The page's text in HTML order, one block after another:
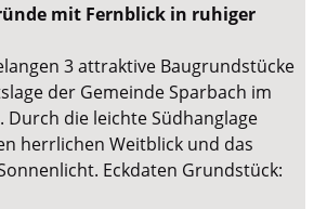
mit Fernblick in ruhiger
3 attraktive Baugrundstücke
der Gemeinde Sparbach im
Durch die leichte Südhanglage
herrlichen Weitblick und das
Eckdaten Grundstück: